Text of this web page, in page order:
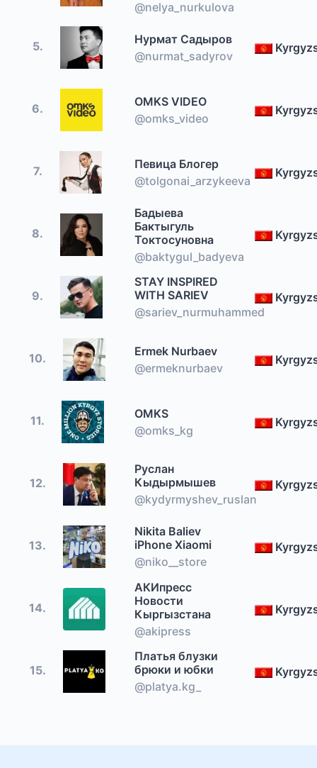
@nelya_nurkulova
5.
Нурмат Садыров
@nurmat_sadyrov
6.
OMKS VIDEO
@omks_video
7.
Певица Блогер
@tolgonai_arzykeeva
8.
Бадыева
Бактыгуль
Токтосуновна
@baktygul_badyeva
9.
STAY INSPIRED
WITH SARIEV
@sariev_nurmuhammed
10.
Ermek Nurbaev
@ermeknurbaev
11.
OMKS
@omks_kg
12.
Руслан
Кыдырмышев
@kydyrmyshev_ruslan
13.
Nikita Baliev
iPhone Xiaomi
@niko__store
14.
АКИпресс
Новости
Кыргызстана
@akipress
15.
Платья блузки
брюки и юбки
@platya.kg_